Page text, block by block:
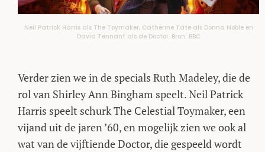
Neil Patrick Harris als The Toymaker, Catherine Tate als Donna Noble en
David Tennant als de Doctor. Bron: BBC
Verder zien we in de specials Ruth Madeley, die de
rol van Shirley Ann Bingham speelt. Neil Patrick
Harris speelt schurk The Celestial Toymaker, een
vijand uit de jaren ’60, en mogelijk zien we ook al
wat van de vijftiende Doctor, die gespeeld wordt